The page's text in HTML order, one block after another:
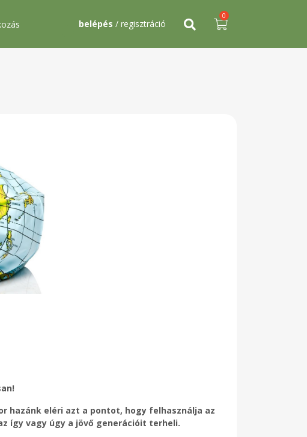
belépés / regisztráció
0
hazánk eléri azt a pontot, hogy felhasználja az
így vagy úgy a jövő generációit terheli.